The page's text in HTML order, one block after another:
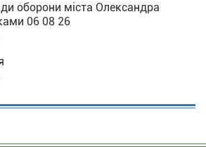
оборони міста Олександра
06 08 26